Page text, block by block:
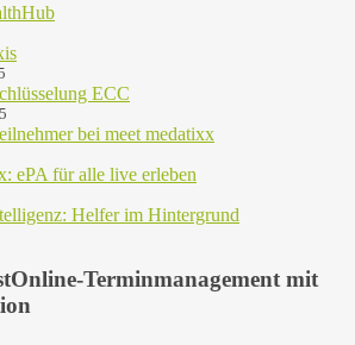
ECC
bei meet medatixx
ePA für alle live erleben
Helfer im Hintergrund
Online-Terminmanagement mit